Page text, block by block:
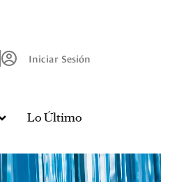
Iniciar Sesión
Lo Último